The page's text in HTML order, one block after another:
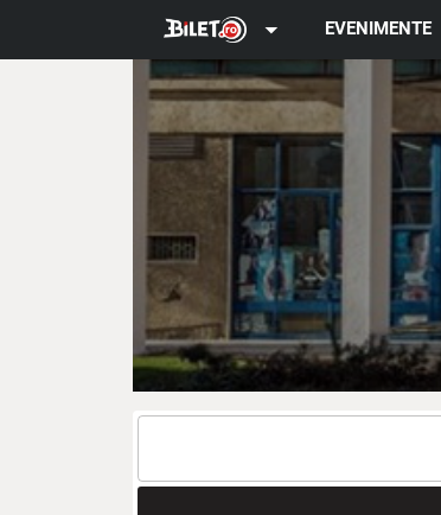
arrow_drop_down EVENIMENTE